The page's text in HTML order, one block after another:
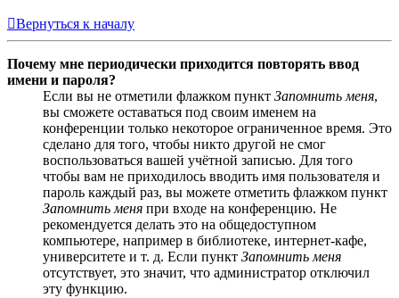
Вернуться к началу
Почему мне периодически приходится повторять ввод
имени и пароля?
Если вы не отметили флажком пункт Запомнить меня,
вы сможете оставаться под своим именем на
конференции только некоторое ограниченное время. Это
сделано для того, чтобы никто другой не смог
воспользоваться вашей учётной записью. Для того
чтобы вам не приходилось вводить имя пользователя и
пароль каждый раз, вы можете отметить флажком пункт
Запомнить меня при входе на конференцию. Не
рекомендуется делать это на общедоступном
компьютере, например в библиотеке, интернет-кафе,
университете и т. д. Если пункт Запомнить меня
отсутствует, это значит, что администратор отключил
эту функцию.